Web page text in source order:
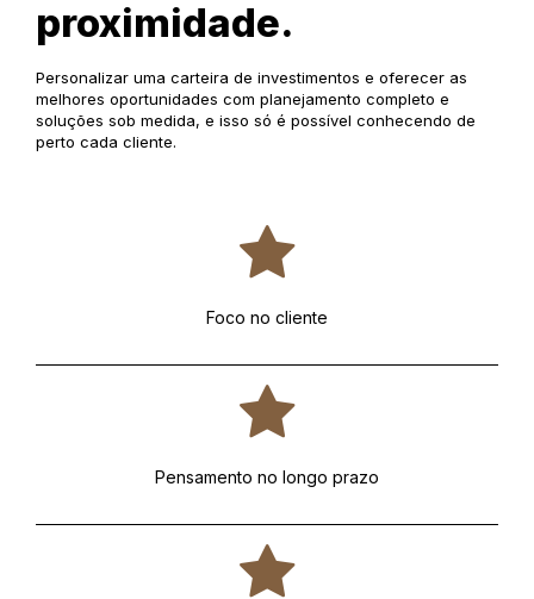
proximidade.
Personalizar uma carteira de investimentos e oferecer as
melhores oportunidades com planejamento completo e
soluções sob medida, e isso só é possível conhecendo de
perto cada cliente.
Foco no cliente
Pensamento no longo prazo